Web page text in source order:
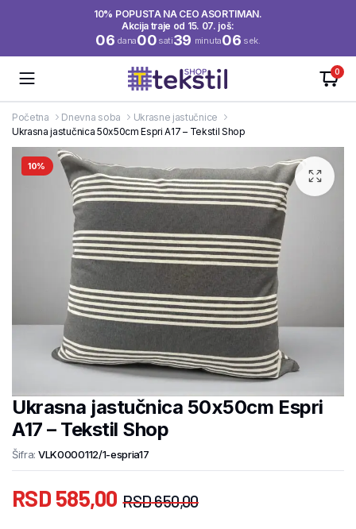
10% POPUSTA NA CEO ASORTIMAN.
Akcija traje od 15. 07. još:
06 dana00 sati39 minuta06 sek.
0
Početna Dnevna soba
Ukrasne jastučnice
Ukrasna jastučnica 50x50cm Espri A17 – Tekstil Shop
10%
Ukrasna jastučnica 50x50cm Espri
A17 – Tekstil Shop
Šifra: VLK0000112/1-espria17
RSD650,00
RSD 585,00